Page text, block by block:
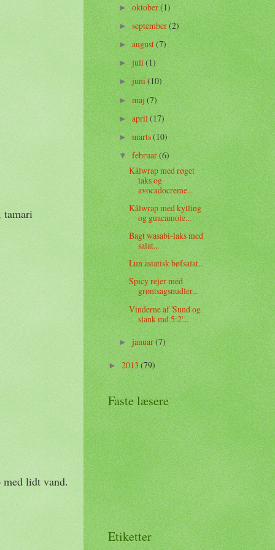
tamari
lidt vand.
►oktober(1)
►september(2)
►august(7)
►juli(1)
► juni(10)
► maj(7)
►april(17)
►marts(10)
▼februar(6)
Kålwrap med røget
laks og
avocadocreme...
Kålwrap med kylling
og guacamole...
Bagt wasabi-laks med
salat...
Lun asiatisk bøfsalat...
Spicy rejer med
grøntsagsnudler...
Vinderne af 'Sund og
slank md 5:2'...
►januar(7)
►2013(79)
Faste læsere
Etiketter